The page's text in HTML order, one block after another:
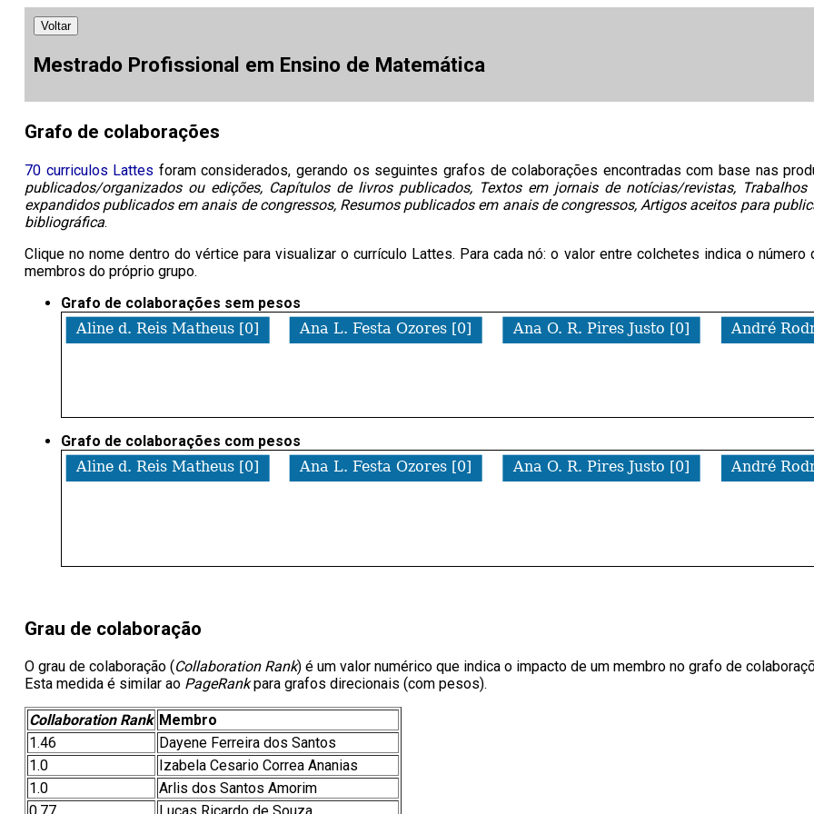
Voltar
Mestrado Profissional em Ensino de Matemática
Grafo de colaborações
70 curriculos Lattes foram considerados, gerando os seguintes grafos de colaborações encontradas com base nas
publicados/organizados ou edições, Capítulos de livros publicados, Textos em jornais de notícias/revistas,
expandidos publicados em anais de congressos, Resumos publicados em anais de congressos, Artigos aceitos para
bibliográfica.
Clique no nome dentro do vértice para visualizar o currículo Lattes. Para cada nó: o valor entre colchetes indica o
membros do próprio grupo.
Grafo de colaborações sem pesos
Grafo de colaborações com pesos
Grau de colaboração
O grau de colaboração (Collaboration Rank) é um valor numérico que indica o impacto de um membro no grafo de
Esta medida é similar ao PageRankpara grafos direcionais (com pesos).
Collaboration Rank Membro
1.46
Dayene Ferreira dos Santos
1.0
Izabela Cesario Correa Ananias
1.0
Arlis dos Santos Amorim